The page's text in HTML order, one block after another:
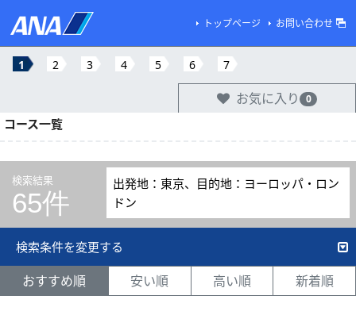
トップページ お問い合わせ
1 2 3 4 5 6 7
お気に入り 0
コース一覧
検索結果
65件
出発地：東京、目的地：ヨーロッパ・ロン
ドン
検索条件を変更する
おすすめ順 安い順 高い順 新着順